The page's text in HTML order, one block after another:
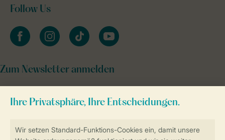
Follow Us
facebookinstagramtiktok youtube
Zum Newsletter anmelden